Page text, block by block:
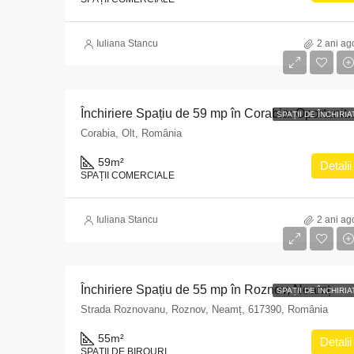
Iuliana Stancu 2 ani
SPAȚII DE Închiriere Spațiu de 59 mp în
Corabia, Olt, România
59m²
SPAȚII COMERCIALE
Detalii
Iuliana Stancu 2 ani
SPAȚII DE
Închiriere Spațiu de 55 mp în Roznov, Neamț
Strada Roznovanu, Roznov, Neamț, 617390, România
55m²
SPAȚII DE BIROURI
Detalii